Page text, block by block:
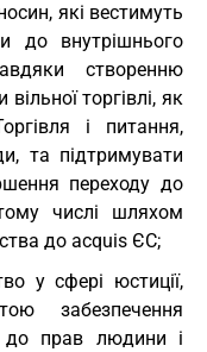
які вестимуть
до внутрішнього
створенню
торгівлі, як
і питання,
та підтримувати
переходу до
числі шляхом
до acquis ЄС;
у сфері юстиції,
забезпечення
до прав людини і